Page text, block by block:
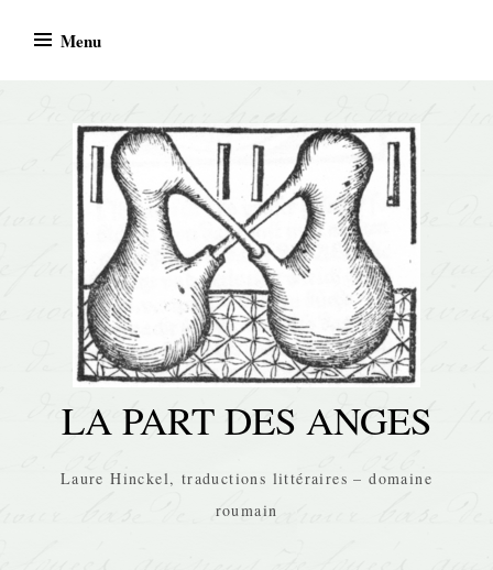
Menu
LA PART DES ANGES
Laure Hinckel, traductions littéraires – domaine
roumain